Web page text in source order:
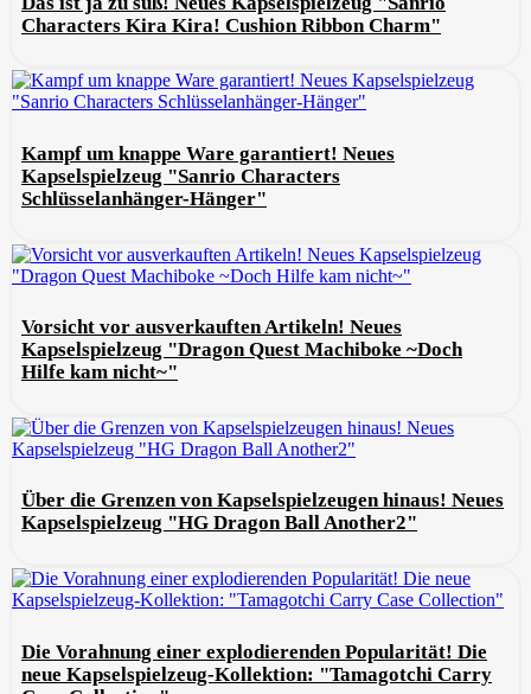
Characters Kira Kira! Cushion Ribbon Charm"
Kampf um knappe Ware garantiert! Neues
Kapselspielzeug "Sanrio Characters
Schlüsselanhänger-Hänger"
Vorsicht vor ausverkauften Artikeln! Neues
Kapselspielzeug "Dragon Quest Machiboke ~Doch
Hilfe kam nicht~"
Über die Grenzen von Kapselspielzeugen hinaus! Neues
Kapselspielzeug "HG Dragon Ball Another2"
Die Vorahnung einer explodierenden Popularität! Die
neue Kapselspielzeug-Kollektion: "Tamagotchi Carry